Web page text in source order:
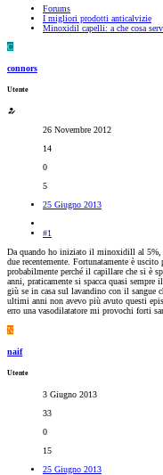
Forums
I migliori prodotti anticalvizie
Minoxidil capelli: a che cosa
C
connors
Utente
26 Novembre 2012
14
0
5
25 Giugno 2013
#1
Da quando ho iniziato il minoxidill al 5%,
due recentemente. Fortunatamente è
probabilmente perché il capillare che si è
anni, praticamente si spacca quasi
giù se in casa sul lavandino con il sangue
ultimi anni non avevo più avuto questi
erro una vasodilatatore mi provochi forti
N
naif
Utente
3 Giugno 2013
33
0
15
25 Giugno 2013